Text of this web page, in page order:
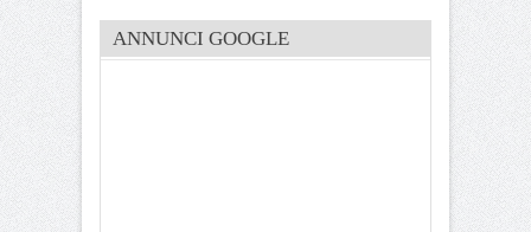
ANNUNCI GOOGLE